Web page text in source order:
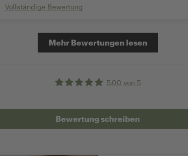
Vollständige Bewertung
Mehr Bewertungen lesen
5.00 von 5
Bewertung schreiben